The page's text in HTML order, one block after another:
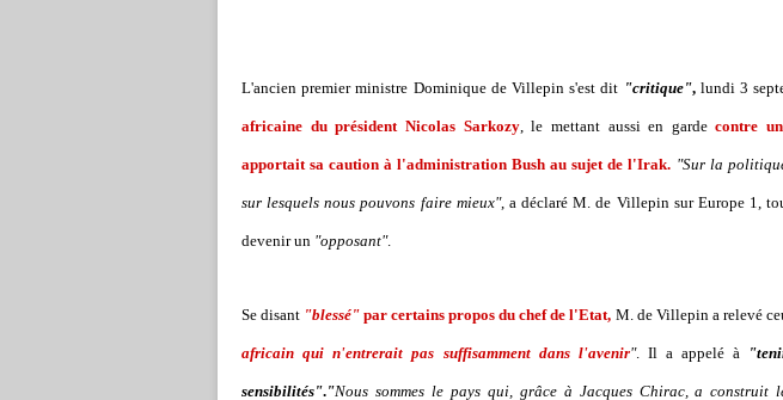
L'ancien premier ministre Dominique de Villepin s'est dit "critique",lundi 3
africaine du président Nicolas Sarkozy, le mettant aussi en gardecontre
apportait sa caution à l'administration Bush au sujet de l'Irak. "Sur la
sur lesquels nous pouvons faire mieux", a déclaré M. de Villepin sur Europe 1,
devenir un "opposant".
Se disant "blessé" par certains propos du chef de l'Etat, M. de Villepin a relevé
africain qui n'entrerait pas suffisamment dans l'avenir". Il a appelé à
sensibilités"."Nous sommes le pays qui, grâce à Jacques Chirac, a construit